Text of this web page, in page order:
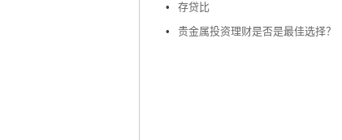
•
存贷比
•
贵金属投资理财是否是最佳选择？